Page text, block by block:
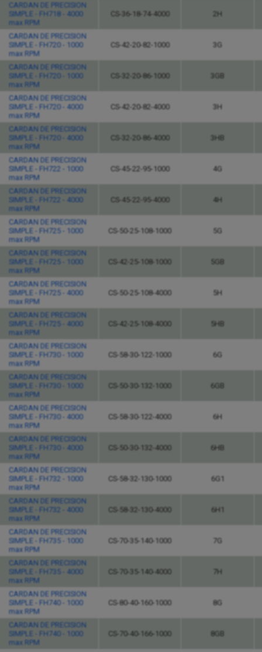
CARDAN DE PRECISION
SIMPLE - FH718 - 4000
max RPM
CS-36-18-74-4000 2H
CARDAN DE PRECISION
SIMPLE - FH720 - 1000
max RPM
CS-42-20-82-1000 3G
CARDAN DE PRECISION
SIMPLE - FH720 - 1000
max RPM
CS-32-20-86-1000 3GB
CARDAN DE PRECISION
SIMPLE - FH720 - 4000
max RPM
CS-42-20-82-4000 3H
CARDAN DE PRECISION
SIMPLE - FH720 - 4000
max RPM
CS-32-20-86-4000 3HB
CARDAN DE PRECISION
SIMPLE - FH722 - 1000
max RPM
CS-45-22-95-1000 4G
CARDAN DE PRECISION
SIMPLE - FH722 - 4000
max RPM
CS-45-22-95-4000 4H
CARDAN DE PRECISION
SIMPLE - FH725 - 1000
max RPM
CS-50-25-108-1000 5G
CARDAN DE PRECISION
SIMPLE - FH725 - 1000
max RPM
CS-42-25-108-1000 5GB
CARDAN DE PRECISION
SIMPLE - FH725 - 4000
max RPM
CS-50-25-108-4000 5H
CARDAN DE PRECISION
SIMPLE - FH725 - 4000
max RPM
CS-42-25-108-4000 5HB
CARDAN DE PRECISION
SIMPLE - FH730 - 1000
max RPM
CS-58-30-122-1000 6G
CARDAN DE PRECISION
SIMPLE - FH730 - 1000
max RPM
CS-50-30-132-1000 6GB
CARDAN DE PRECISION
SIMPLE - FH730 - 4000
max RPM
CS-58-30-122-4000 6H
CARDAN DE PRECISION
SIMPLE - FH730 - 4000
max RPM
CS-50-30-132-4000 6HB
CARDAN DE PRECISION
SIMPLE - FH732 - 1000
max RPM
CS-58-32-130-1000 6G1
CARDAN DE PRECISION
SIMPLE - FH732 - 4000
max RPM
CS-58-32-130-4000 6H1
CARDAN DE PRECISION
SIMPLE - FH735 - 1000
max RPM
CS-70-35-140-1000 7G
CARDAN DE PRECISION
SIMPLE - FH735 - 4000
max RPM
CS-70-35-140-4000 7H
CARDAN DE PRECISION
SIMPLE - FH740 - 1000
max RPM
CS-80-40-160-1000 8G
CARDAN DE PRECISION
SIMPLE - FH740 - 1000
max RPM
CS-70-40-166-1000 8GB